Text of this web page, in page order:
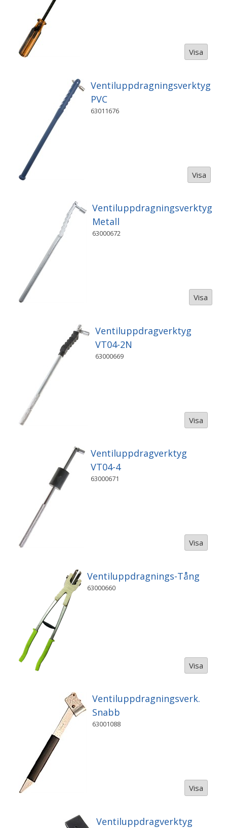
Visa
Ventiluppdragningsverktyg
PVC
63011676
Visa
Ventiluppdragningsverktyg
Metall
63000672
Visa
Ventiluppdragverktyg
VT04-2N
63000669
Visa
Ventiluppdragverktyg
VT04-4
63000671
Visa
Ventiluppdragnings-Tång
63000660
Visa
Ventiluppdragningsverk.
Snabb
63001088
Visa
Ventiluppdragverktyg